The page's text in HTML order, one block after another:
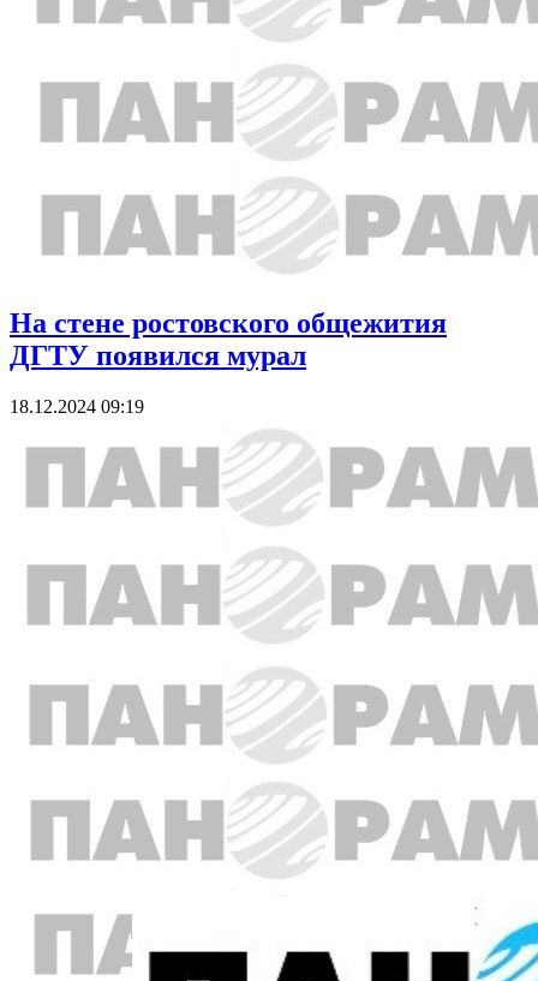
На стене ростовского общежития
ДГТУ появился мурал
18.12.2024 09:19